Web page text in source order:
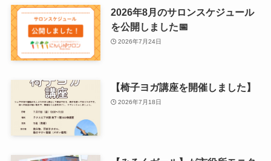
2026年8月のサロンスケジュール
を公開しました📅
2026年7月24日
【椅子ヨガ講座を開催しました】
2026年7月18日